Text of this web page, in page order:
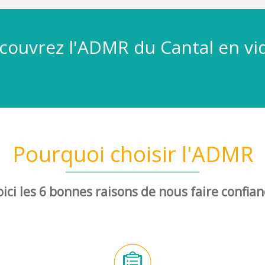
l'ADMR du Cantal en
Pourquoi choisir l'ADMR
les 6 bonnes raisons de nous faire